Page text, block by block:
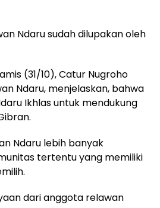
Ndaru sudah dilupakan oleh
(31/10), Catur Nugroho
Ndaru, menjelaskan, bahwa
Ikhlas untuk mendukung
Ndaru lebih banyak
tertentu yang memiliki
dari anggota relawan